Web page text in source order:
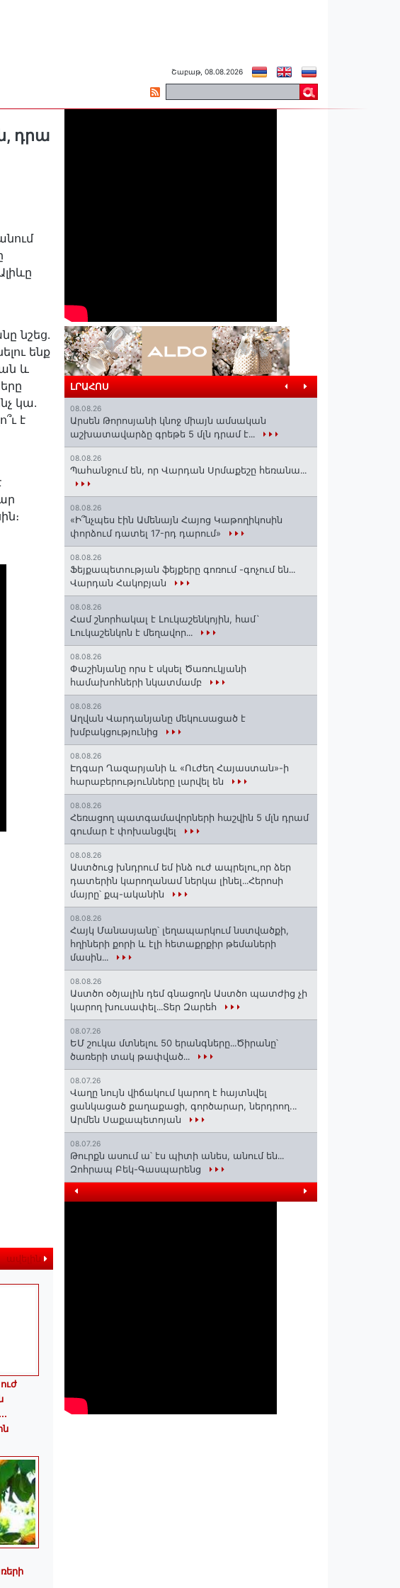
Շաբաթ, 08.08.2026
դրա
նշեց․
ենք
և
կա․
է
ավելին
ԼՐԱՀՈՍ
08.08.26
Արսեն Թորոսյանի կնոջ միայն ամսական
աշխատավարձը գրեթե 5 մլն դրամ է․․․
08.08.26
Պահանջում են, որ Վարդան Սրմաքեշը հեռանա․․․
08.08.26
«Ի՞նչպես էին Ամենայն Հայոց Կաթողիկոսին
փորձում դատել 17-րդ դարում»
08.08.26
Ֆեյքապետության ֆեյքերը գոռում -գոչում են․․․
Վարդան Հակոբյան
08.08.26
Համ շնորհակալ է Լուկաշենկոյին, համ`
Լուկաշենկոն է մեղավոր․․․
08.08.26
Փաշինյանը որս է սկսել Ծառուկյանի
համախոհների նկատմամբ
08.08.26
Աղվան Վարդանյանը մեկուսացած է
խմբակցությունից
08.08.26
Էդգար Ղազարյանի և «Ուժեղ Հայաստան»-ի
հարաբերությունները լարվել են
08.08.26
Հեռացող պատգամավորների հաշվին 5 մլն դրամ
գումար է փոխանցվել
08.08.26
Աստծուց խնդրում եմ ինձ ուժ ապրելու,որ ձեր
դատերին կարողանամ ներկա լինել․․․Հերոսի
մայրը՝ քպ-ականին
08.08.26
Հայկ Մանասյանը՝ լեղապարկում նստվածքի,
հղիների քորի և էլի հետաքրքիր թեմաների
մասին․․․
08.08.26
Աստծո օծյալին դեմ գնացողն Աստծո պատժից չի
կարող խուսափել․․․Տեր Զարեհ
08.07.26
ԵՄ շուկա մտնելու 50 երանգները․․․Ծիրանը՝
ծառերի տակ թափված․․․
08.07.26
Վաղը նույն վիճակում կարող է հայտնվել
ցանկացած քաղաքացի, գործարար, ներդրող.․․
Արմեն Սաքապետոյան
08.07.26
Թուրքն ասում ա՝ էս պիտի անես, անում են․․․
Զոհրապ Բեկ-Գասպարենց